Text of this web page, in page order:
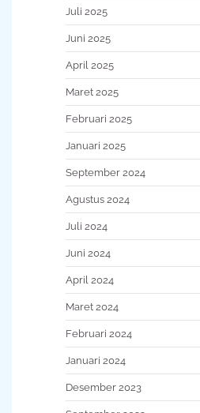
Juli 2025
Juni 2025
April 2025
Maret 2025
Februari 2025
Januari 2025
September 2024
Agustus 2024
Juli 2024
Juni 2024
April 2024
Maret 2024
Februari 2024
Januari 2024
Desember 2023